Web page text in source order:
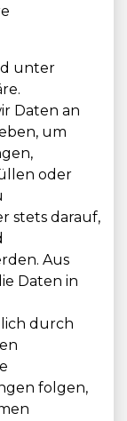
unter
Daten an
um
oder
stets darauf,
Aus
Daten in
durch
folgen,